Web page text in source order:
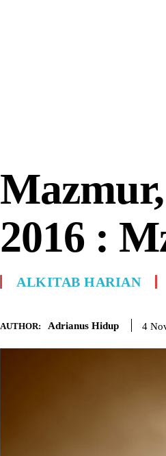
2016 :
ALKITAB HARIAN
AUTHOR: Adrianus Hidup 4